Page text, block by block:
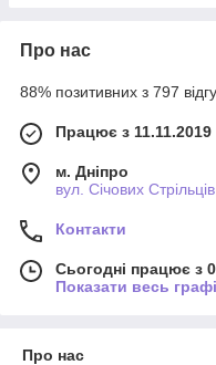
Про нас
88% позитивних з 797
Працює з 11.11.2019
м. Дніпро
вул. Січових
Контакти
Сьогодні працює з
Показати весь
Про нас